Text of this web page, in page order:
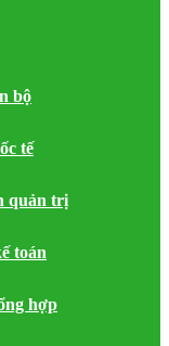
bộ
tế
quản trị
toán
hợp